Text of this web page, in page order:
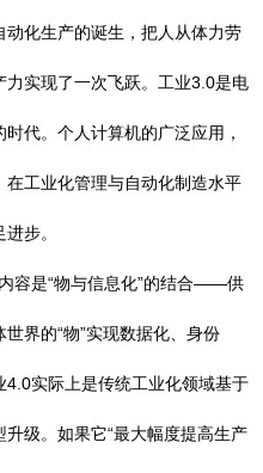
化生产的诞生，把人从体力劳
实现了一次飞跃。工业3.0是电
代。个人计算机的广泛应用，
工业化管理与自动化制造水平
步。
是“物与信息化”的结合——供
界的“物”实现数据化、身份
实际上是传统工业化领域基于
级。如果它“最大幅度提高生产